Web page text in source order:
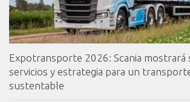
Expotransporte 2026: Scania mostrará
servicios y estrategia para un
sustentable